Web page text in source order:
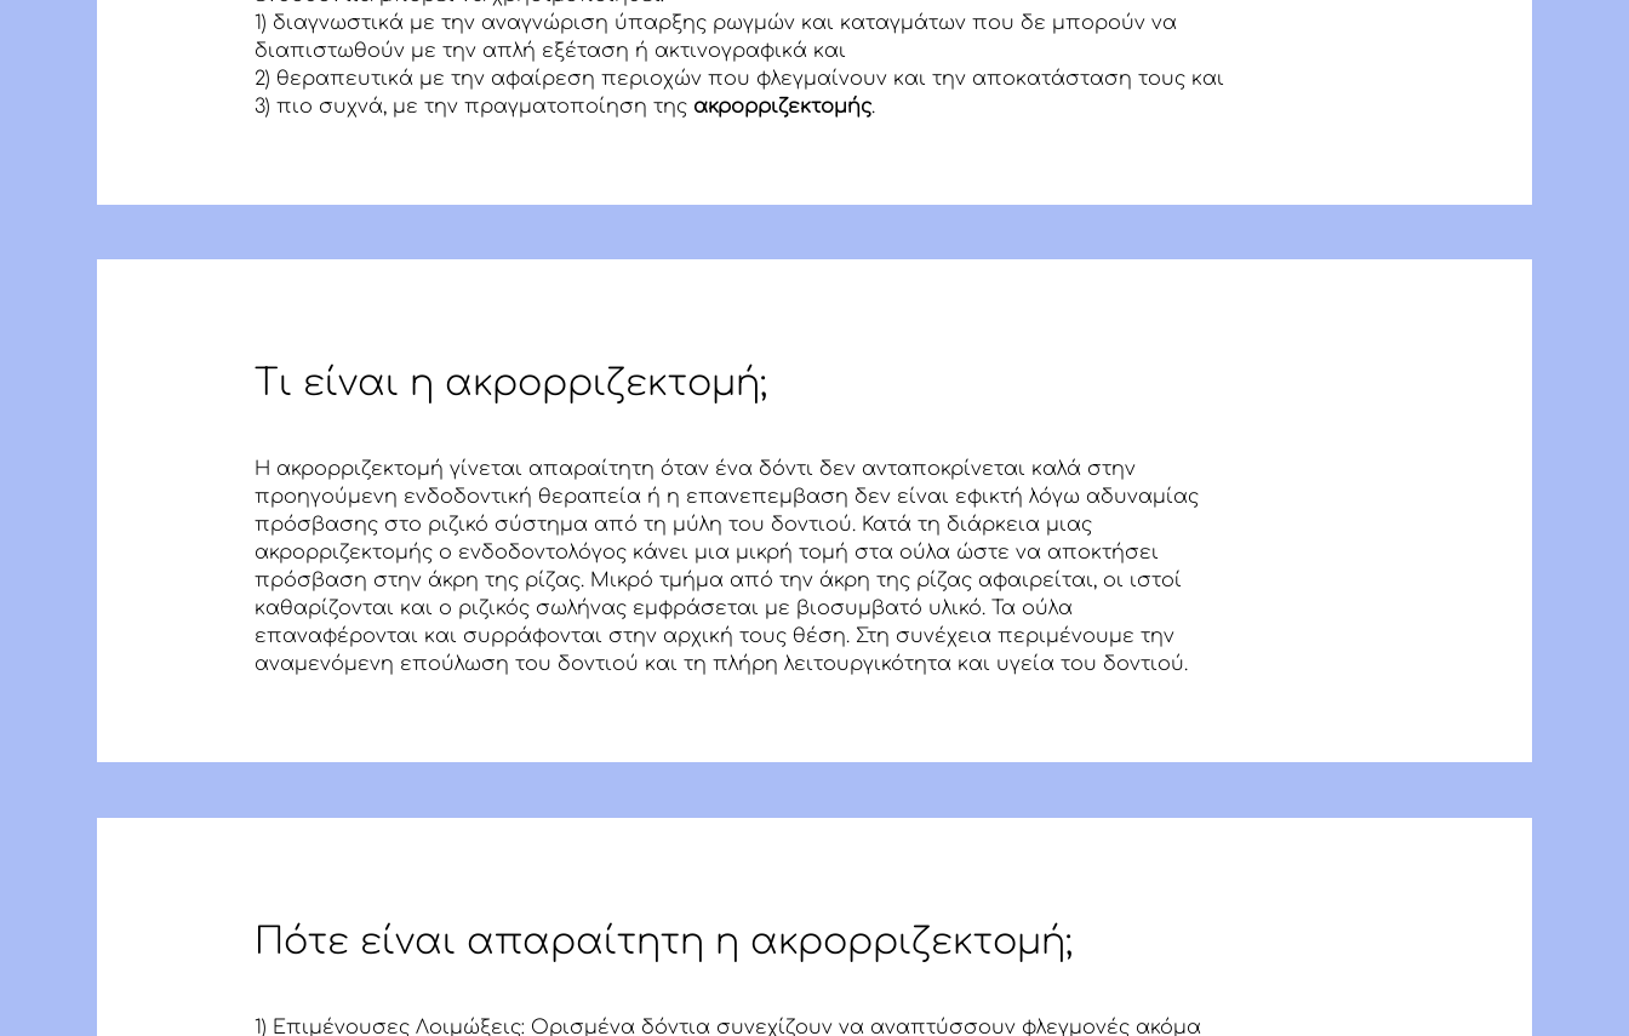
1) διαγνωστικά με την αναγνώριση ύπαρξης ρωγμών και καταγμάτων που δε μπορούν να
διαπιστωθούν με την απλή εξέταση ή ακτινογραφικά και
2) θεραπευτικά με την αφαίρεση περιοχών που φλεγμαίνουν και την αποκατάσταση τους και
3) πιο συχνά, με την πραγματοποίηση της ακρορριζεκτομής.
Τι είναι η ακρορριζεκτομή;
Η ακρορριζεκτομή γίνεται απαραίτητη όταν ένα δόντι δεν ανταποκρίνεται καλά στην
προηγούμενη ενδοδοντική θεραπεία ή η επανεπεμβαση δεν είναι εφικτή λόγω αδυναμίας
πρόσβασης στο ριζικό σύστημα από τη μύλη του δοντιού. Κατά τη διάρκεια μιας
ακρορριζεκτομής ο ενδοδοντολόγος κάνει μια μικρή τομή στα ούλα ώστε να αποκτήσει
πρόσβαση στην άκρη της ρίζας. Μικρό τμήμα από την άκρη της ρίζας αφαιρείται, οι ιστοί
καθαρίζονται και ο ριζικός σωλήνας εμφράσεται με βιοσυμβατό υλικό. Τα ούλα
επαναφέρονται και συρράφονται στην αρχική τους θέση. Στη συνέχεια περιμένουμε την
αναμενόμενη επούλωση του δοντιού και τη πλήρη λειτουργικότητα και υγεία του δοντιού.
Πότε είναι απαραίτητη η ακρορριζεκτομή;
1) Επιμένουσες Λοιμώξεις: Ορισμένα δόντια συνεχίζουν να αναπτύσσουν φλεγμονές ακόμα